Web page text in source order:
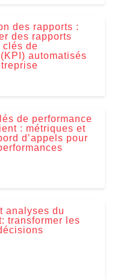
des rapports :
des rapports
clés de
automatisés
de performance
: métriques et
d’appels pour
analyses du
transformer les